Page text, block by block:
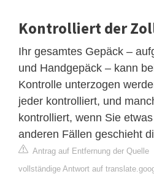
Kontrolliert der
Ihr gesamtes Gepäck –
und Handgepäck – kann
Kontrolle unterzogen
jeder kontrolliert, und
kontrolliert, wenn Sie
anderen Fällen geschieht
Antrag auf Entfernung der Quelle
vollständige Antwort auf